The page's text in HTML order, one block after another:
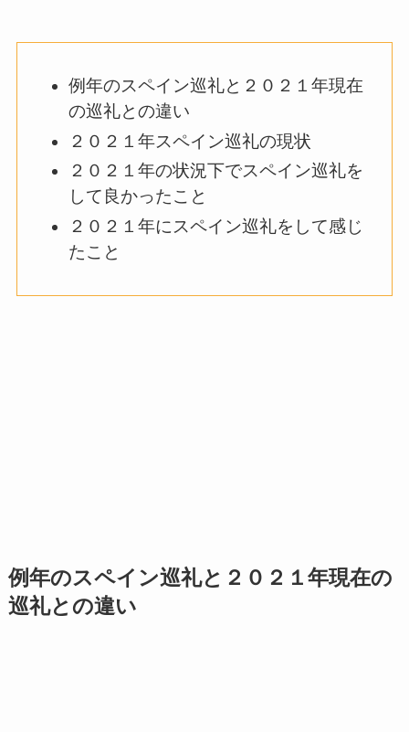
例年のスペイン巡礼と２０２１年現在
の巡礼との違い
２０２１年スペイン巡礼の現状
２０２１年の状況下でスペイン巡礼を
して良かったこと
２０２１年にスペイン巡礼をして感じ
たこと
例年のスペイン巡礼と２０２１年現在の
巡礼との違い